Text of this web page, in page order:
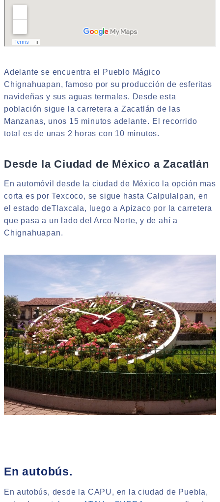
Adelante se encuentra el Pueblo Mágico
Chignahuapan, famoso por su producción de esferitas
navideñas y sus aguas termales. Desde esta
población sigue la carretera a Zacatlán de las
Manzanas, unos 15 minutos adelante. El recorrido
total es de unas 2 horas con 10 minutos.
Desde la Ciudad de México a Zacatlán
En automóvil desde la ciudad de México la opción mas
corta es por Texcoco, se sigue hasta Calpulalpan, en
el estado deTlaxcala, luego a Apizaco por la carretera
que pasa a un lado del Arco Norte, y de ahí a
Chignahuapan.
En autobús.
En autobús, desde la CAPU, en la ciudad de Puebla,